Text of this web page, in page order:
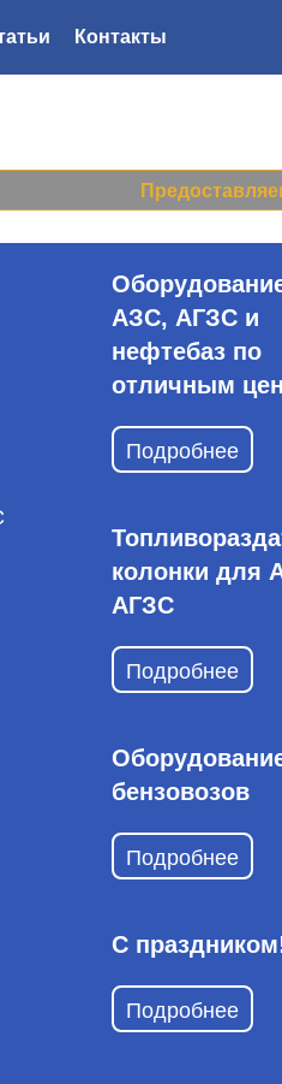
Контакты
Предоставляем
АЗС, АГЗС и
нефтебаз по
отличным
Подробнее
колонки для
АГЗС
Подробнее
бензовозов
Подробнее
С
Подробнее